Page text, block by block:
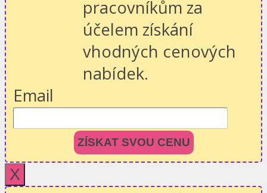
pracovníkům za
účelem získání
vhodných cenových
nabídek.
Email
ZÍSKAT SVOU CENU
X